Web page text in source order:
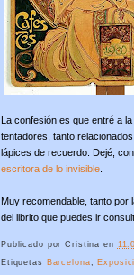
La confesión es que entré a
tentadores, tanto
lápices de recuerdo. Dejé,
escritora de lo invisible.
Muy recomendable, tanto por
del librito que puedes ir
Publicado porCristina en
Etiquetas Barcelona,